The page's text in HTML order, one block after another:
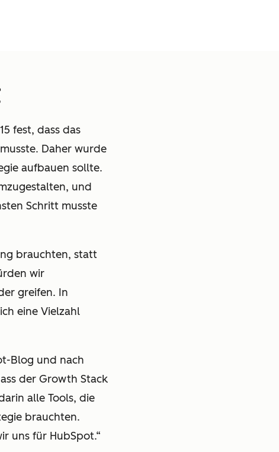
fest, dass das
Daher wurde
aufbauen sollte.
und
Schritt musste
brauchten, statt
wir
greifen. In
eine Vielzahl
Blog und nach
der Growth Stack
alle Tools, die
brauchten.
uns für HubSpot.“